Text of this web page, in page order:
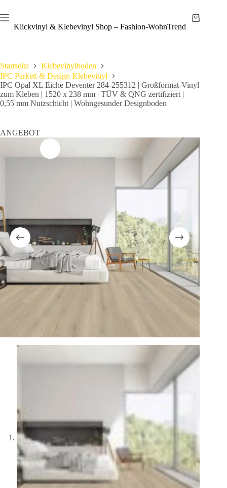
Inhalt
springenKlickvinyl & Klebevinyl Shop – Fashion-WohnTrend
Warenkorb
Startseite
Klebevinylboden
IPC Parkett & Design Klebevinyl
IPC Opal XL Eiche Deventer 284-255312 | Großformat-Vinyl
zum Kleben | 1520 x 238 mm | TÜV & QNG zertifiziert |
0,55 mm Nutzschicht | Wohngesunder Designboden
ANGEBOT